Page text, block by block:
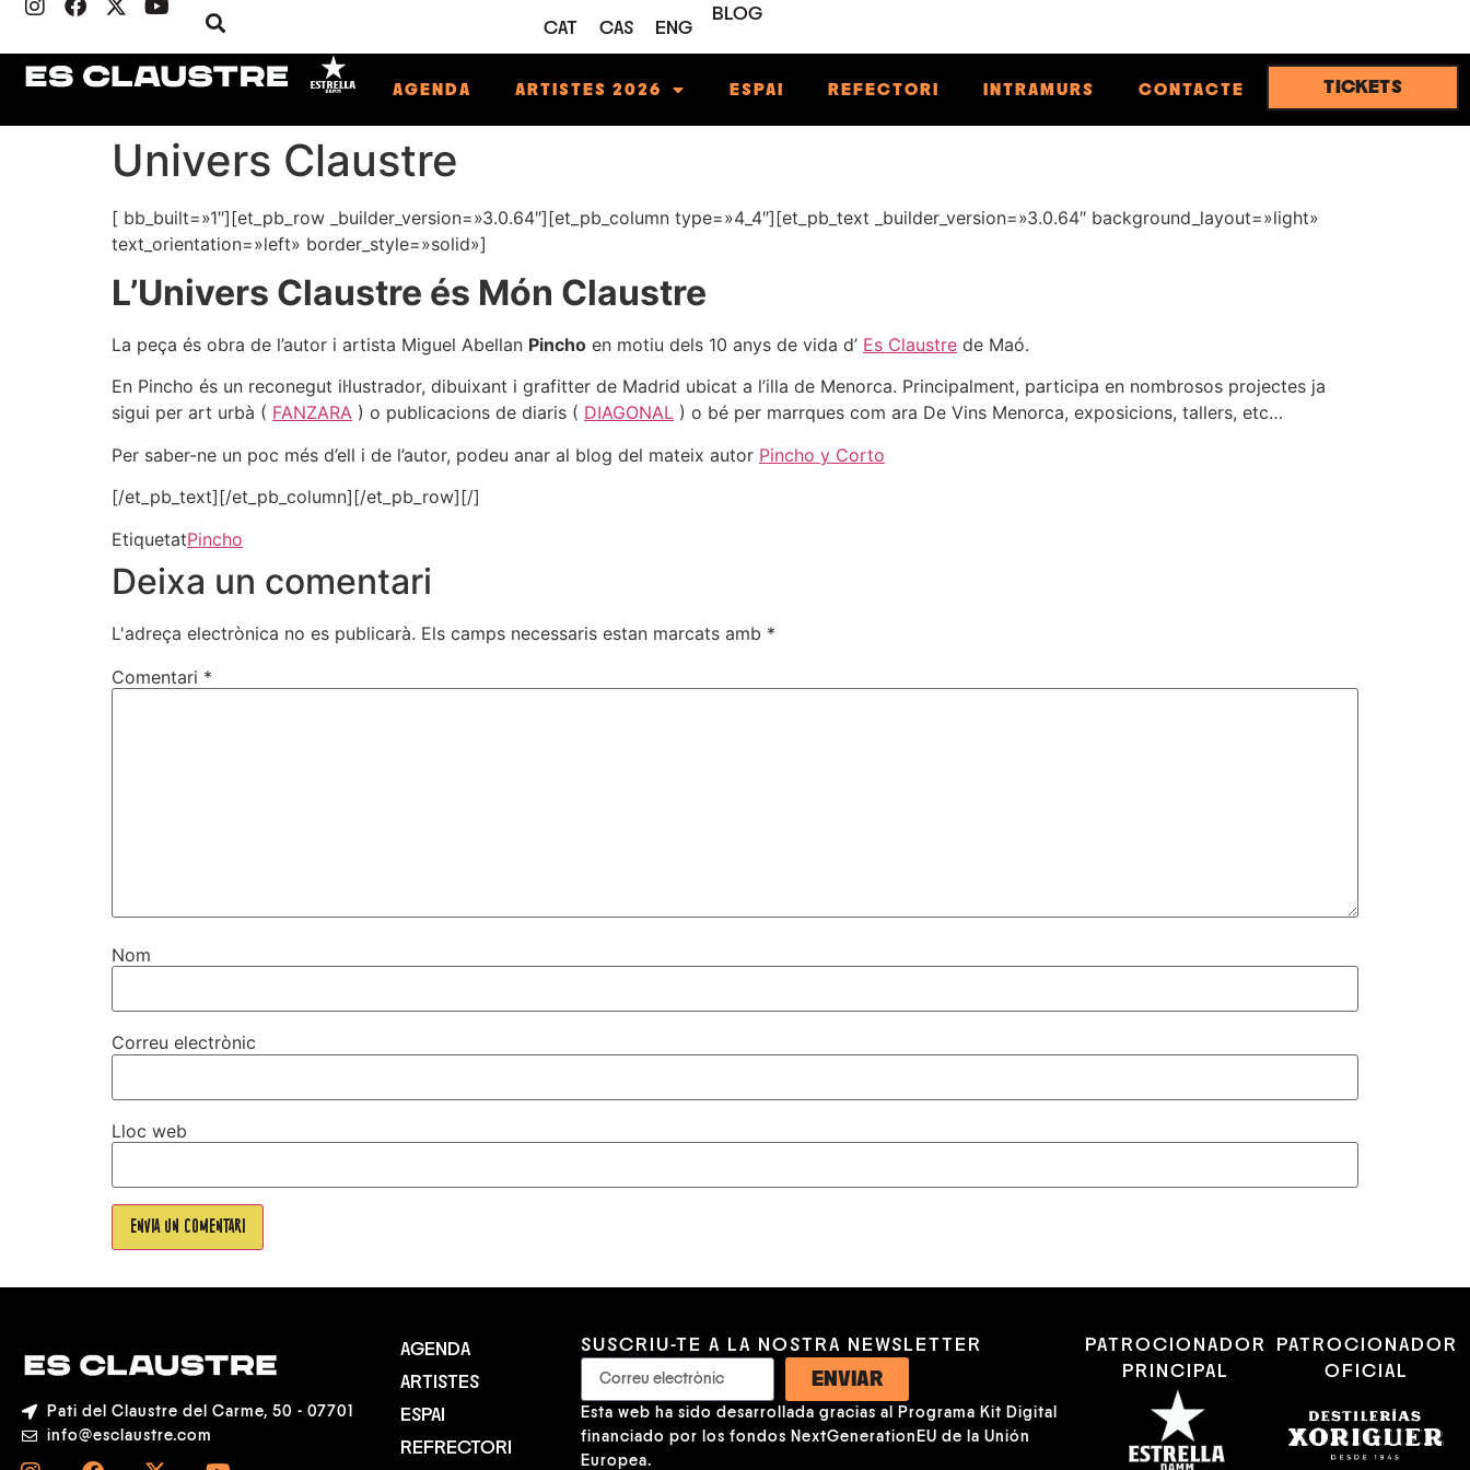
CAT CAS ENG
BLOG
AGENDA ARTISTES 2026 ESPAI REFECTORI INTRAMURS CONTACTE TICKETS
Univers Claustre
[ bb_built=»1″][et_pb_row _builder_version=»3.0.64″][et_pb_column type=»4_4″][et_pb_text _builder_version=»3.0.64″ background_layout=»light»
text_orientation=»left» border_style=»solid»]
L’Univers Claustre és Món Claustre
La peça és obra de l’autor i artista Miguel Abellan Pincho en motiu dels 10 anys de vida d’ Es Claustre de Maó.
En Pincho és un reconegut il·lustrador, dibuixant i grafitter de Madrid ubicat a l’illa de Menorca. Principalment, participa en nombrosos projectes ja
sigui per art urbà ( FANZARA ) o publicacions de diaris ( DIAGONAL ) o bé per marrques com ara De Vins Menorca, exposicions, tallers, etc…
Per saber-ne un poc més d’ell i de l’autor, podeu anar al blog del mateix autor Pincho y Corto
[/et_pb_text][/et_pb_column][/et_pb_row][/]
EtiquetatPincho
Deixa un comentari
L'adreça electrònica no es publicarà. Els camps necessaris estan marcats amb *
Comentari *
Nom
Correu electrònic
Lloc web
Pati del Claustre del Carme, 50 - 07701
info@esclaustre.com
AGENDA
ARTISTES
ESPAI
REFRECTORI
SUSCRIU-TE A LA NOSTRA NEWSLETTER
ENVIAR
Esta web ha sido desarrollada gracias al Programa Kit Digital
financiado por los fondos NextGenerationEU de la Unión
Europea.
PATROCIONADOR
PRINCIPAL
PATROCIONADOR
OFICIAL